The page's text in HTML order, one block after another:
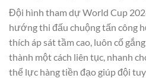
Đội hình tham dự World Cup
hướng thi đấu chuộng tấn công
thích áp sát tầm cao, luôn cố
thành một cách liên tục, nhanh
thể lực hàng tiền đạo giúp đội